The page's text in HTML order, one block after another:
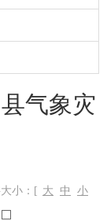
气象灾
小：[ 大 中
小